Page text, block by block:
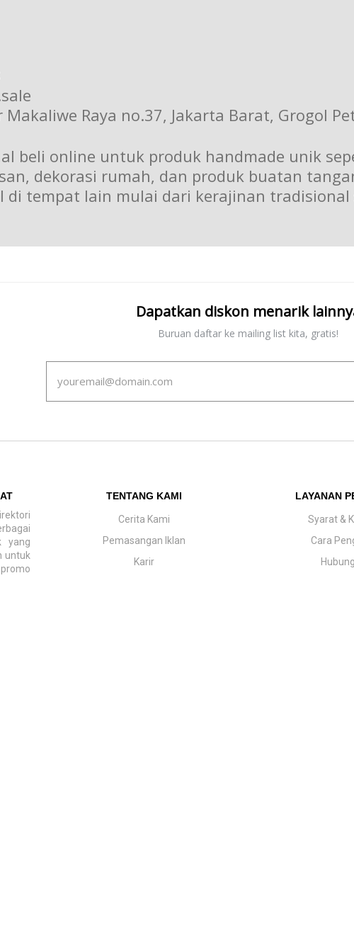
Makaliwe Raya no.37, Jakarta Barat, Grogol
beli online untuk produk handmade unik
dekorasi rumah, dan produk buatan
di tempat lain mulai dari kerajinan
Dapatkan diskon menarik
Buruan daftar ke mailing list kita, gratis!
yang
untuk
TENTANG KAMI
Cerita Kami
Pemasangan Iklan
Karir
LAYANAN
Syarat &
Cara